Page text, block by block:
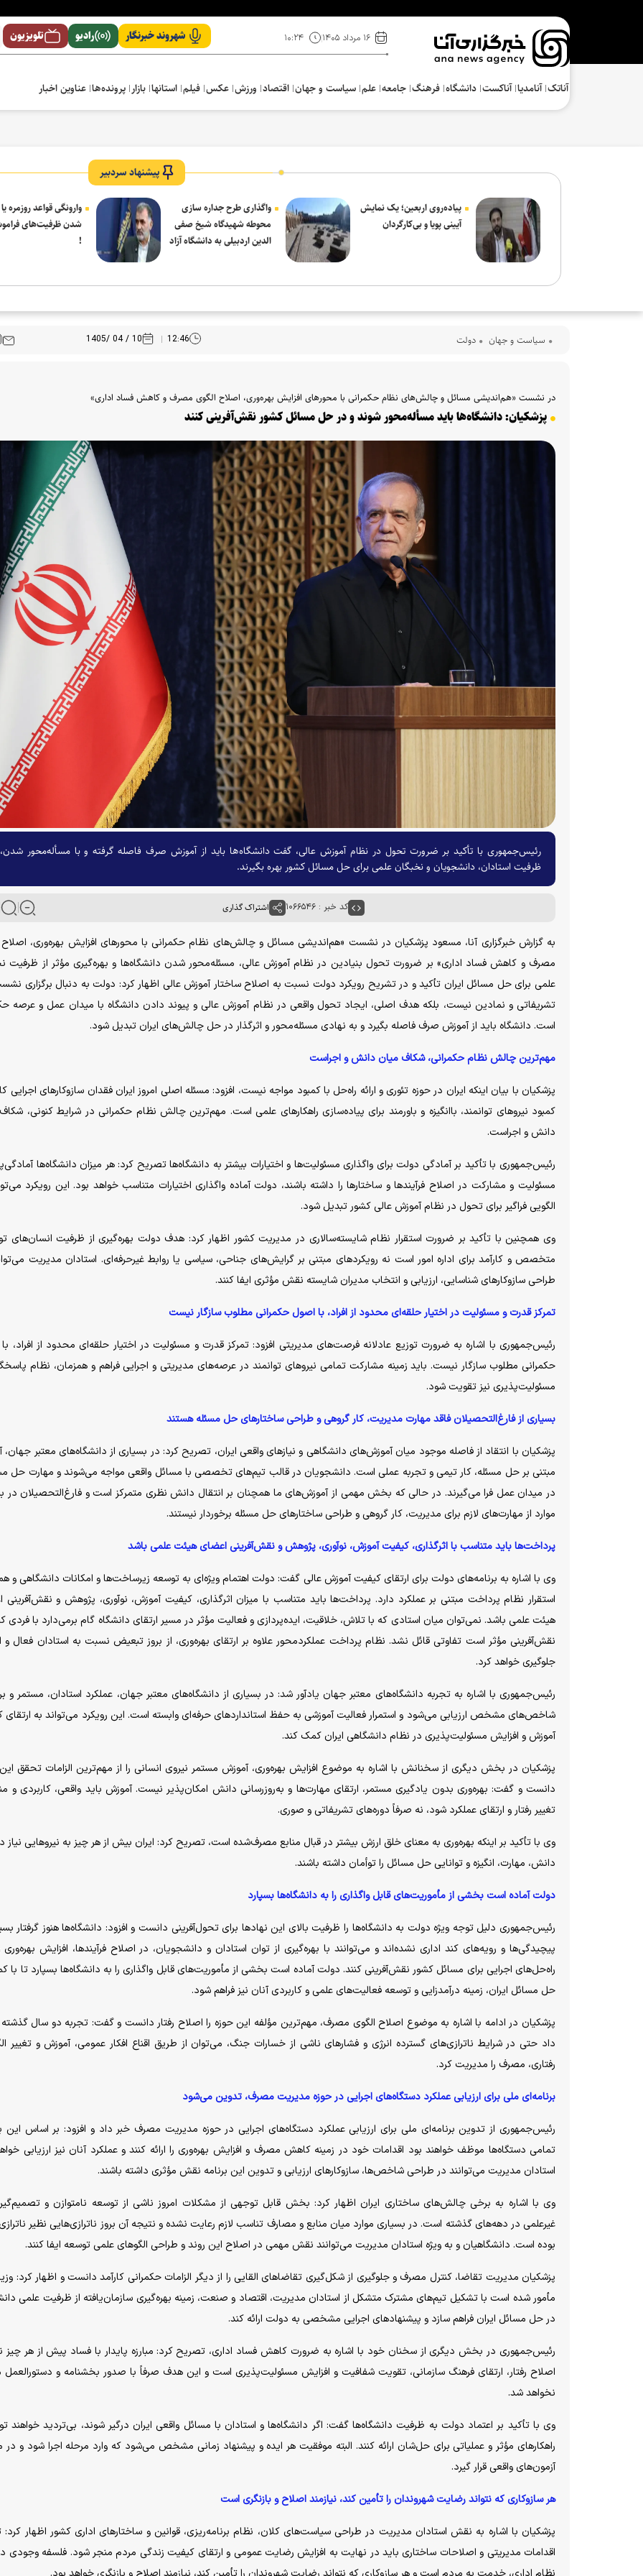
۱۶ مرداد ۱۴۰۵ ۱۰:۲۴ شهروند خبرنگار رادیو تلویزیون
آناتک آنامدیا آناکست دانشگاه فرهنگ‌ جامعه علم سیاست و جهان اقتصاد ورزش عکس فیلم استانها بازار پرونده‌ها عناوین اخبار
پیشنهاد سردبیر
پیاده‌روی اربعین؛ یک نمایش
آیینی پویا و بی‌کارگردان
واگذاری طرح جداره سازی
محوطه شهیدگاه شیخ صفی
الدین اردبیلی به دانشگاه آزاد
وارونگی قواعد روزمره
شدن ظرفیت‌های
!
سیاست و جهان دولت 12:46
10 / 04 /1405
در نشست «هم‌اندیشی مسائل و چالش‌های نظام حکمرانی با محور‌های افزایش بهره‌وری، اصلاح الگوی مصرف و کاهش فساد اداری»
پزشکیان: دانشگاه‌ها باید مسأله‌محور شوند و در حل مسائل کشور نقش‌آفرینی کنند
رئیس‌جمهوری با تأکید بر ضرورت تحول در نظام آموزش عالی، گفت دانشگاه‌ها باید از آموزش صرف فاصله گرفته و با مسأله‌محور شدن،
ظرفیت استادان، دانشجویان و نخبگان علمی برای حل مسائل کشور بهره بگیرند.
کد خبر : ۱۰۶۶۵۴۶ اشتراک گذاری
به گزارش خبرگزاری آنا، مسعود پزشکیان در نشست «هم‌اندیشی مسائل و چالش‌های نظام حکمرانی با محور‌های افزایش بهره‌وری، اصلاح
مصرف و کاهش فساد اداری» بر ضرورت تحول بنیادین در نظام آموزش عالی، مسئله‌محور شدن دانشگاه‌ها و بهره‌گیری مؤثر از ظرفیت
علمی برای حل مسائل ایران تأکید و در تشریح رویکرد دولت نسبت به اصلاح ساختار آموزش عالی اظهار کرد: دولت به دنبال برگزاری
تشریفاتی و نمادین نیست، بلکه هدف اصلی، ایجاد تحول واقعی در نظام آموزش عالی و پیوند دادن دانشگاه با میدان عمل و عرصه
است. دانشگاه باید از آموزش صرف فاصله بگیرد و به نهادی مسئله‌محور و اثرگذار در حل چالش‌های ایران تبدیل شود.
مهم‌ترین چالش نظام حکمرانی، شکاف میان دانش و اجراست
پزشکیان با بیان اینکه ایران در حوزه تئوری و ارائه راه‌حل با کمبود مواجه نیست، افزود: مسئله اصلی امروز ایران فقدان سازوکار‌های اجرایی
کمبود نیرو‌های توانمند، باانگیزه و باورمند برای پیاده‌سازی راهکار‌های علمی است. مهم‌ترین چالش نظام حکمرانی در شرایط کنونی،
دانش و اجراست.
رئیس‌جمهوری با تأکید بر آمادگی دولت برای واگذاری مسئولیت‌ها و اختیارات بیشتر به دانشگاه‌ها تصریح کرد: هر میزان دانشگاه‌ها
مسئولیت و مشارکت در اصلاح فرآیند‌ها و ساختار‌ها را داشته باشند، دولت آماده واگذاری اختیارات متناسب خواهد بود. این رویکرد
الگویی فراگیر برای تحول در نظام آموزش عالی کشور تبدیل شود.
وی همچنین با تأکید بر ضرورت استقرار نظام شایسته‌سالاری در مدیریت کشور اظهار کرد: هدف دولت بهره‌گیری از ظرفیت انسان‌های
متخصص و کارآمد برای اداره امور است نه رویکرد‌های مبتنی بر گرایش‌های جناحی، سیاسی یا روابط غیرحرفه‌ای. استادان مدیریت
طراحی سازوکار‌های شناسایی، ارزیابی و انتخاب مدیران شایسته نقش مؤثری ایفا کنند.
تمرکز قدرت و مسئولیت در اختیار حلقه‌ای محدود از افراد، با اصول حکمرانی مطلوب سازگار نیست
رئیس‌جمهوری با اشاره به ضرورت توزیع عادلانه فرصت‌های مدیریتی افزود: تمرکز قدرت و مسئولیت در اختیار حلقه‌ای محدود از افراد،
حکمرانی مطلوب سازگار نیست. باید زمینه مشارکت تمامی نیرو‌های توانمند در عرصه‌های مدیریتی و اجرایی فراهم و همزمان، نظام
مسئولیت‌پذیری نیز تقویت شود.
بسیاری از فارغ‌التحصیلان فاقد مهارت مدیریت، کار گروهی و طراحی ساختار‌های حل مسئله هستند
پزشکیان با انتقاد از فاصله موجود میان آموزش‌های دانشگاهی و نیاز‌های واقعی ایران، تصریح کرد: در بسیاری از دانشگاه‌های معتبر
مبتنی بر حل مسئله، کار تیمی و تجربه عملی است. دانشجویان در قالب تیم‌های تخصصی با مسائل واقعی مواجه می‌شوند و مهارت حل
در میدان عمل فرا می‌گیرند. در حالی که بخش مهمی از آموزش‌های ما همچنان بر انتقال دانش نظری متمرکز است و فارغ‌التحصیلان در
موارد از مهارت‌های لازم برای مدیریت، کار گروهی و طراحی ساختار‌های حل مسئله برخوردار نیستند.
پرداخت‌ها باید متناسب با اثرگذاری، کیفیت آموزش، نوآوری، پژوهش و نقش‌آفرینی اعضای هیئت علمی باشد
وی با اشاره به برنامه‌های دولت برای ارتقای کیفیت آموزش عالی گفت: دولت اهتمام ویژه‌ای به توسعه زیرساخت‌ها و امکانات دانشگاهی و
استقرار نظام پرداخت مبتنی بر عملکرد دارد. پرداخت‌ها باید متناسب با میزان اثرگذاری، کیفیت آموزش، نوآوری، پژوهش و نقش‌آفرینی
هیئت علمی باشد. نمی‌توان میان استادی که با تلاش، خلاقیت، ایده‌پردازی و فعالیت مؤثر در مسیر ارتقای دانشگاه گام برمی‌دارد با فردی
نقش‌آفرینی مؤثر است تفاوتی قائل نشد. نظام پرداخت عملکردمحور علاوه بر ارتقای بهره‌وری، از بروز تبعیض نسبت به استادان فعال و
جلوگیری خواهد کرد.
رئیس‌جمهوری با اشاره به تجربه دانشگاه‌های معتبر جهان یادآور شد: در بسیاری از دانشگاه‌های معتبر جهان، عملکرد استادان، مستمر و
شاخص‌های مشخص ارزیابی می‌شود و استمرار فعالیت آموزشی به حفظ استاندارد‌های حرفه‌ای وابسته است. این رویکرد می‌تواند به ارتقای
آموزش و افزایش مسئولیت‌پذیری در نظام دانشگاهی ایران کمک کند.
پزشکیان در بخش دیگری از سخنانش با اشاره به موضوع افزایش بهره‌وری، آموزش مستمر نیروی انسانی را از مهم‌ترین الزامات تحقق
دانست و گفت: بهره‌وری بدون یادگیری مستمر، ارتقای مهارت‌ها و به‌روزرسانی دانش امکان‌پذیر نیست. آموزش باید واقعی، کاربردی و
تغییر رفتار و ارتقای عملکرد شود، نه صرفاً دوره‌های تشریفاتی و صوری.
وی با تأکید بر اینکه بهره‌وری به معنای خلق ارزش بیشتر در قبال منابع مصرف‌شده است، تصریح کرد: ایران بیش از هر چیز به نیرو‌هایی نیاز
دانش، مهارت، انگیزه و توانایی حل مسائل را توأمان داشته باشند.
دولت آماده است بخشی از مأموریت‌های قابل واگذاری را به دانشگاه‌ها بسپارد
رئیس‌جمهوری دلیل توجه ویژه دولت به دانشگاه‌ها را ظرفیت بالای این نهاد‌ها برای تحول‌آفرینی دانست و افزود: دانشگاه‌ها هنوز گرفتار
پیچیدگی‌ها و رویه‌های کند اداری نشده‌اند و می‌توانند با بهره‌گیری از توان استادان و دانشجویان، در اصلاح فرآیندها، افزایش بهره‌وری
راه‌حل‌های اجرایی برای مسائل کشور نقش‌آفرینی کنند. دولت آماده است بخشی از مأموریت‌های قابل واگذاری را به دانشگاه‌ها بسپارد تا با
حل مسائل ایران، زمینه درآمدزایی و توسعه فعالیت‌های علمی و کاربردی آنان نیز فراهم شود.
پزشکیان در ادامه با اشاره به موضوع اصلاح الگوی مصرف، مهم‌ترین مؤلفه این حوزه را اصلاح رفتار دانست و گفت: تجربه دو سال
داد حتی در شرایط ناترازی‌های گسترده انرژی و فشار‌های ناشی از خسارات جنگ، می‌توان از طریق اقناع افکار عمومی، آموزش و تغییر
رفتاری، مصرف را مدیریت کرد.
برنامه‌ای ملی برای ارزیابی عملکرد دستگاه‌های اجرایی در حوزه مدیریت مصرف، تدوین می‌شود
رئیس‌جمهوری از تدوین برنامه‌ای ملی برای ارزیابی عملکرد دستگاه‌های اجرایی در حوزه مدیریت مصرف خبر داد و افزود: بر اساس این
تمامی دستگاه‌ها موظف خواهند بود اقدامات خود در زمینه کاهش مصرف و افزایش بهره‌وری را ارائه کنند و عملکرد آنان نیز ارزیابی
استادان مدیریت می‌توانند در طراحی شاخص‌ها، سازوکار‌های ارزیابی و تدوین این برنامه نقش مؤثری داشته باشند.
وی با اشاره به برخی چالش‌های ساختاری ایران اظهار کرد: بخش قابل توجهی از مشکلات امروز ناشی از توسعه نامتوازن و
غیرعلمی در دهه‌های گذشته است. در بسیاری موارد میان منابع و مصارف تناسب لازم رعایت نشده و نتیجه آن بروز ناترازی‌هایی نظیر
بوده است. دانشگاهیان و به ویژه استادان مدیریت می‌توانند نقش مهمی در اصلاح این روند و طراحی الگو‌های علمی توسعه ایفا کنند.
پزشکیان مدیریت تقاضا، کنترل مصرف و جلوگیری از شکل‌گیری تقاضا‌های القایی را از دیگر الزامات حکمرانی کارآمد دانست و اظهار کرد:
مأمور شده است با تشکیل تیم‌های مشترک متشکل از استادان مدیریت، اقتصاد و صنعت، زمینه بهره‌گیری سازمان‌یافته از ظرفیت علمی
در حل مسائل ایران فراهم سازد و پیشنهاد‌های اجرایی مشخصی به دولت ارائه کند.
رئیس‌جمهوری در بخش دیگری از سخنان خود با اشاره به ضرورت کاهش فساد اداری، تصریح کرد: مبارزه پایدار با فساد پیش از هر چیز
اصلاح رفتار، ارتقای فرهنگ سازمانی، تقویت شفافیت و افزایش مسئولیت‌پذیری است و این هدف صرفاً با صدور بخشنامه و
نخواهد شد.
وی با تأکید بر اعتماد دولت به ظرفیت دانشگاه‌ها گفت: اگر دانشگاه‌ها و استادان با مسائل واقعی ایران درگیر شوند، بی‌تردید خواهند
راهکار‌های مؤثر و عملیاتی برای حل‌شان ارائه کنند. البته موفقیت هر ایده و پیشنهاد زمانی مشخص می‌شود که وارد مرحله اجرا شود و
آزمون‌های واقعی قرار گیرد.
هر سازوکاری که نتواند رضایت شهروندان را تأمین کند، نیازمند اصلاح و بازنگری است
پزشکیان با اشاره به نقش استادان مدیریت در طراحی سیاست‌های کلان، نظام برنامه‌ریزی، قوانین و ساختار‌های اداری کشور اظهار کرد:
اقدامات مدیریتی و اصلاحات ساختاری باید در نهایت به افزایش رضایت عمومی و ارتقای کیفیت زندگی مردم منجر شود. فلسفه وجودی